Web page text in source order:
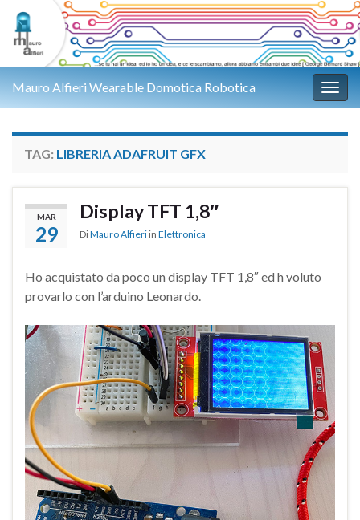
Mauro Alfieri Wearable Domotica Robotica
TAG: LIBRERIA ADAFRUIT GFX
MAR
29
Display TFT 1,8″
DiMauro Alfieri in Elettronica
Ho acquistato da poco un display TFT 1,8″ ed h voluto
provarlo con l’arduino Leonardo.